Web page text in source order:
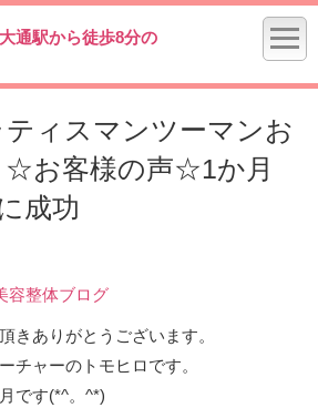
通駅から徒歩8分の
ティスマンツーマンお
☆お客様の声☆1か月
成功
容整体ブログ
きありがとうございます。
チャーのトモヒロです。
です(*^。^*)